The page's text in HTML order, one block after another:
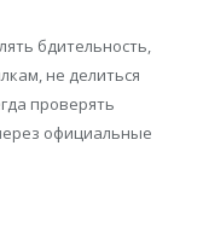
бдительность,
не делиться
проверять
официальные